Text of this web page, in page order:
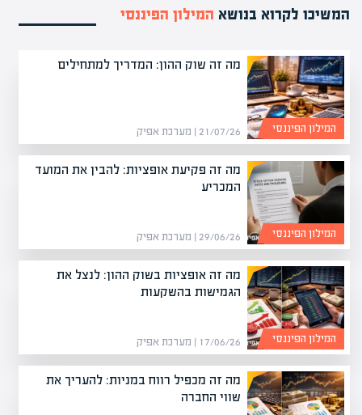
המשיכו לקרוא בנושא המילון הפיננסי
מה זה שוק ההון: המדריך למתחילים
21/07/26 | מערכת אפיק המילון הפיננסי
מה זה פקיעת אופציות: להבין את המועד
המכריע
29/06/26 | מערכת אפיק המילון הפיננסי
מה זה אופציות בשוק ההון: לנצל את
הגמישות בהשקעות
17/06/26 | מערכת אפיק המילון הפיננסי
מה זה מכפיל רווח במניות: להעריך את
שווי החברה